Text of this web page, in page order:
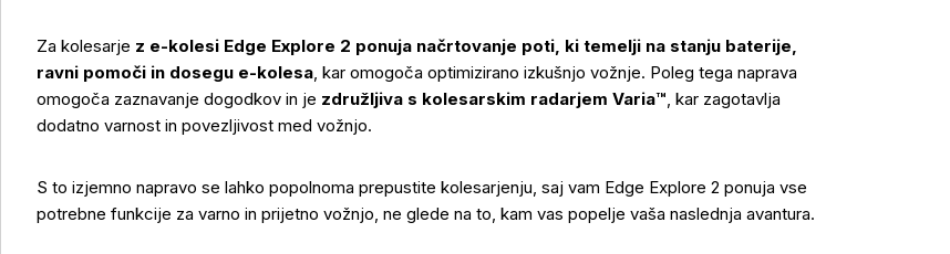
Za kolesarje z e-kolesi Edge Explore 2 ponuja načrtovanje poti, ki temelji na stanju baterije,
ravni pomoči in dosegu e-kolesa, kar omogoča optimizirano izkušnjo vožnje. Poleg tega naprava
omogoča zaznavanje dogodkov in je združljiva s kolesarskim radarjem Varia™, kar zagotavlja
dodatno varnost in povezljivost med vožnjo.
S to izjemno napravo se lahko popolnoma prepustite kolesarjenju, saj vam Edge Explore 2 ponuja vse
potrebne funkcije za varno in prijetno vožnjo, ne glede na to, kam vas popelje vaša naslednja avantura.